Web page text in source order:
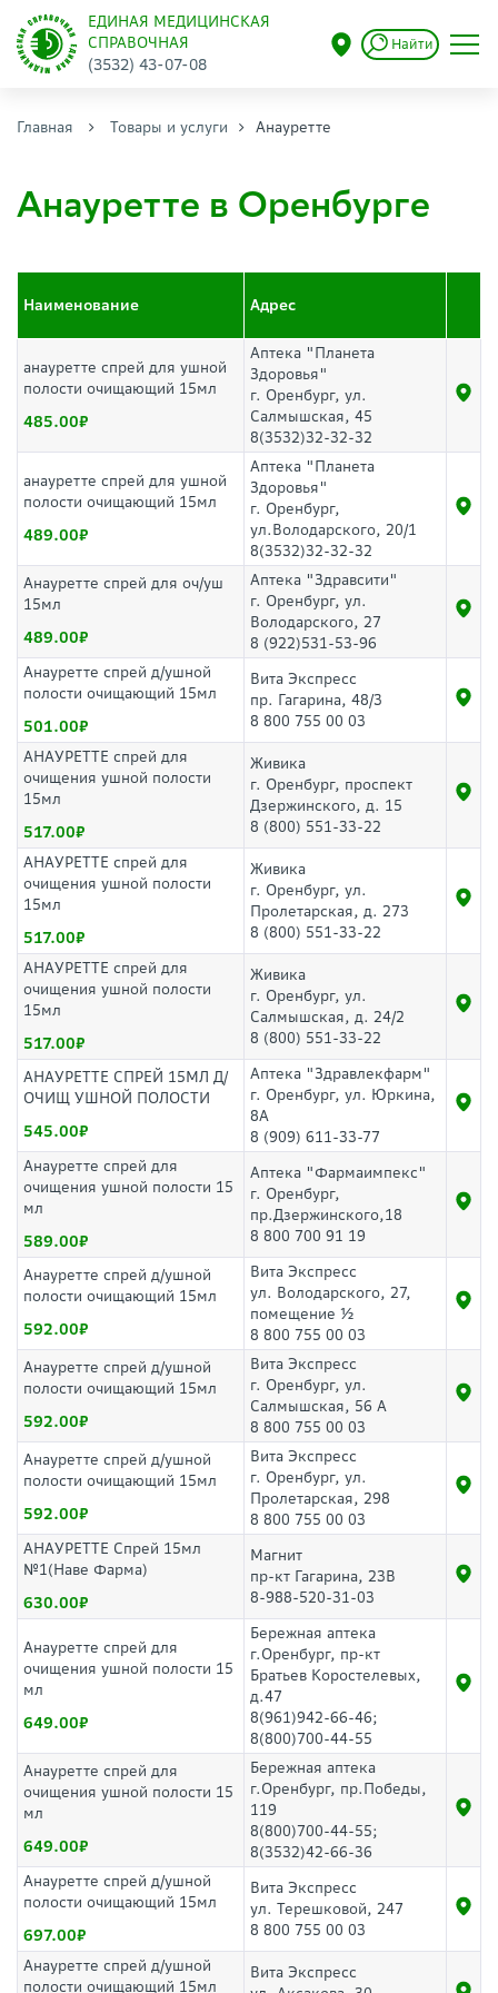
ЕДИНАЯ МЕДИЦИНСКАЯ
СПРАВОЧНАЯ
(3532) 43-07-08
Найти
Главная Товары и услуги Анауретте
Анауретте в Оренбурге
Наименование Адрес
анауретте спрей для ушной
полости очищающий 15мл
485.00
Аптека "Планета
Здоровья"
г. Оренбург, ул.
Салмышская, 45
8(3532)32-32-32
анауретте спрей для ушной
полости очищающий 15мл
489.00
Аптека "Планета
Здоровья"
г. Оренбург,
ул.Володарского, 20/1
8(3532)32-32-32
Анауретте спрей для оч/уш
15мл
489.00
Аптека "Здравсити"
г. Оренбург, ул.
Володарского, 27
8 (922)531-53-96
Анауретте спрей д/ушной
полости очищающий 15мл
501.00
Вита Экспресс
пр. Гагарина, 48/3
8 800 755 00 03
АНАУРЕТТЕ спрей для
очищения ушной полости
15мл
517.00
Живика
г. Оренбург, проспект
Дзержинского, д. 15
8 (800) 551-33-22
АНАУРЕТТЕ спрей для
очищения ушной полости
15мл
517.00
Живика
г. Оренбург, ул.
Пролетарская, д. 273
8 (800) 551-33-22
АНАУРЕТТЕ спрей для
очищения ушной полости
15мл
517.00
Живика
г. Оренбург, ул.
Салмышская, д. 24/2
8 (800) 551-33-22
АНАУРЕТТЕ СПРЕЙ 15МЛ Д/
ОЧИЩ УШНОЙ ПОЛОСТИ
545.00
Аптека "Здравлекфарм"
г. Оренбург, ул. Юркина,
8А
8 (909) 611-33-77
Анауретте спрей для
очищения ушной полости 15
мл
589.00
Аптека "Фармаимпекс"
г. Оренбург,
пр.Дзержинского,18
8 800 700 91 19
Анауретте спрей д/ушной
полости очищающий 15мл
592.00
Вита Экспресс
ул. Володарского, 27,
помещение ½
8 800 755 00 03
Анауретте спрей д/ушной
полости очищающий 15мл
592.00
Вита Экспресс
г. Оренбург, ул.
Салмышская, 56 А
8 800 755 00 03
Анауретте спрей д/ушной
полости очищающий 15мл
592.00
Вита Экспресс
г. Оренбург, ул.
Пролетарская, 298
8 800 755 00 03
АНАУРЕТТЕ Спрей 15мл
№1(Наве Фарма)
630.00
Магнит
пр-кт Гагарина, 23В
8-988-520-31-03
Анауретте спрей для
очищения ушной полости 15
мл
649.00
Бережная аптека
г.Оренбург, пр-кт
Братьев Коростелевых,
д.47
8(961)942-66-46;
8(800)700-44-55
Анауретте спрей для
очищения ушной полости 15
мл
649.00
Бережная аптека
г.Оренбург, пр.Победы,
119
8(800)700-44-55;
8(3532)42-66-36
Анауретте спрей д/ушной
полости очищающий 15мл
697.00
Вита Экспресс
ул. Терешковой, 247
8 800 755 00 03
Анауретте спрей д/ушной
полости очищающий 15мл
Вита Экспресс